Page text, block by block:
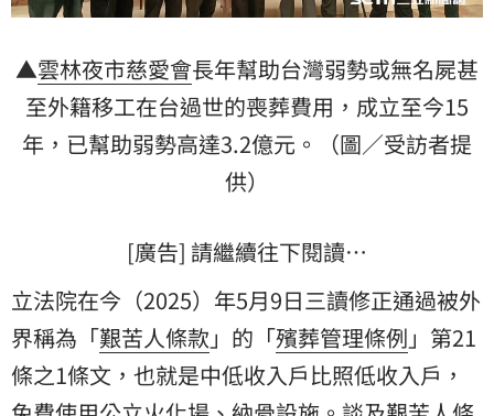
▲雲林夜市慈愛會長年幫助台灣弱勢或無名屍甚
至外籍移工在台過世的喪葬費用，成立至今15
年，已幫助弱勢高達3.2億元。（圖／受訪者提
供）
[廣告] 請繼續往下閱讀…
立法院在今（2025）年5月9日三讀修正通過被外
界稱為「艱苦人條款 」的「殯葬管理條例 」第21
條之1條文，也就是中低收入戶比照低收入戶，